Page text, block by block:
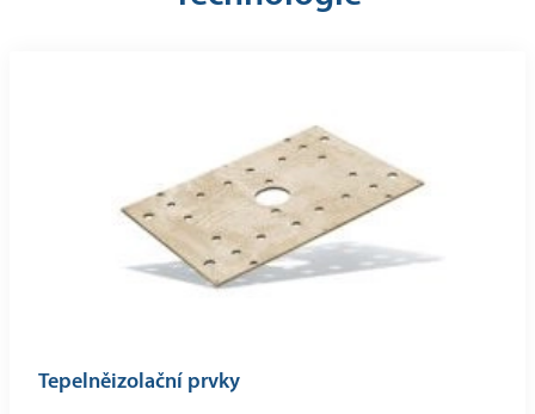
Tepelněizolační prvky